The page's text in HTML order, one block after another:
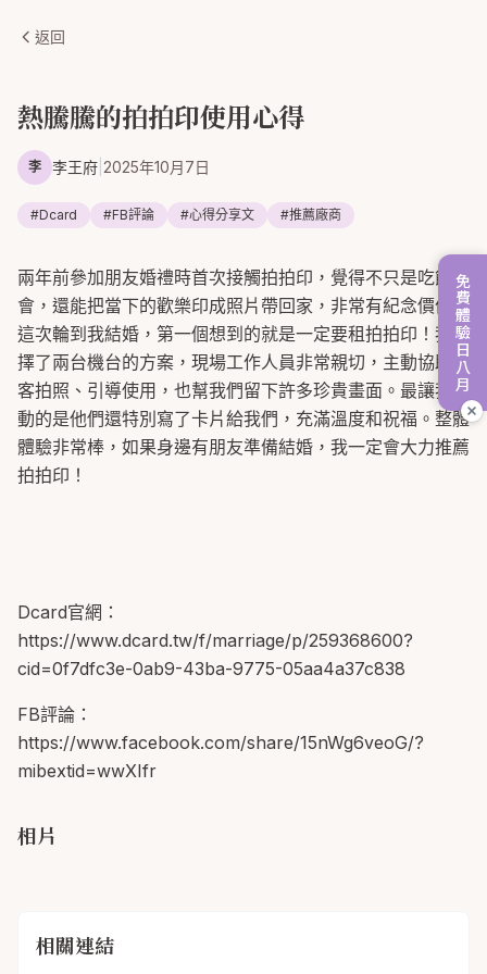
免費體驗日八月
返回
熱騰騰的拍拍印使用心得
李 李王府 2025年10月7日
#Dcard #FB評論 #心得分享文 #推薦廠商
兩年前參加朋友婚禮時首次接觸拍拍印，覺得不只是吃飯聚
會，還能把當下的歡樂印成照片帶回家，非常有紀念價值。
這次輪到我結婚，第一個想到的就是一定要租拍拍印！我選
擇了兩台機台的方案，現場工作人員非常親切，主動協助賓
客拍照、引導使用，也幫我們留下許多珍貴畫面。最讓我感
動的是他們還特別寫了卡片給我們，充滿溫度和祝福。整體
體驗非常棒，如果身邊有朋友準備結婚，我一定會大力推薦
拍拍印！
Dcard官網：
https://www.dcard.tw/f/marriage/p/259368600?
cid=0f7dfc3e-0ab9-43ba-9775-05aa4a37c838
FB評論：
https://www.facebook.com/share/15nWg6veoG/?
mibextid=wwXIfr
相片
相關連結